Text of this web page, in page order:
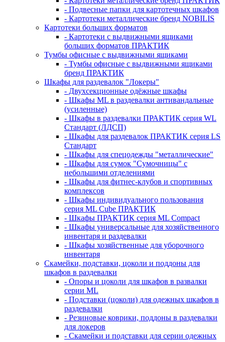
- Подвесные папки для картотечных шкафов
- Картотеки металлические бренд NOBILIS
Картотеки больших форматов
- Картотеки с выдвижными ящиками
больших форматов ПРАКТИК
Тумбы офисные с выдвижными ящиками
- Тумбы офисные с выдвижными ящиками
бренд ПРАКТИК
Шкафы для раздевалок "Локеры"
- Двухсекционные одёжные шкафы
- Шкафы ML в раздевалки антивандальные
(усиленные)
- Шкафы в раздевалки ПРАКТИК серия WL
Стандарт (ЛДСП)
- Шкафы для раздевалок ПРАКТИК серия LS
Стандарт
- Шкафы для спецодежды "металлические"
- Шкафы для сумок "Сумочницы" с
небольшими отделениями
- Шкафы для фитнес-клубов и спортивных
комплексов
- Шкафы индивидуального пользования
серия ML Cube ПРАКТИК
- Шкафы ПРАКТИК серия ML Compact
- Шкафы универсальные для хозяйственного
инвентаря и раздевалки
- Шкафы хозяйственные для уборочного
инвентаря
Скамейки, подставки, цоколи и поддоны для
шкафов в раздевалки
- Опоры и цоколи для шкафов в развалки
серии ML
- Подставки (цоколи) для одежных шкафов в
раздевалки
- Резиновые коврики, поддоны в раздевалки
для локеров
- Скамейки и подставки для серии одежных